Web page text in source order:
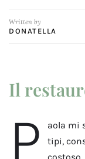
Written by
DONATELLA
Il
P
aola mi
tipi,